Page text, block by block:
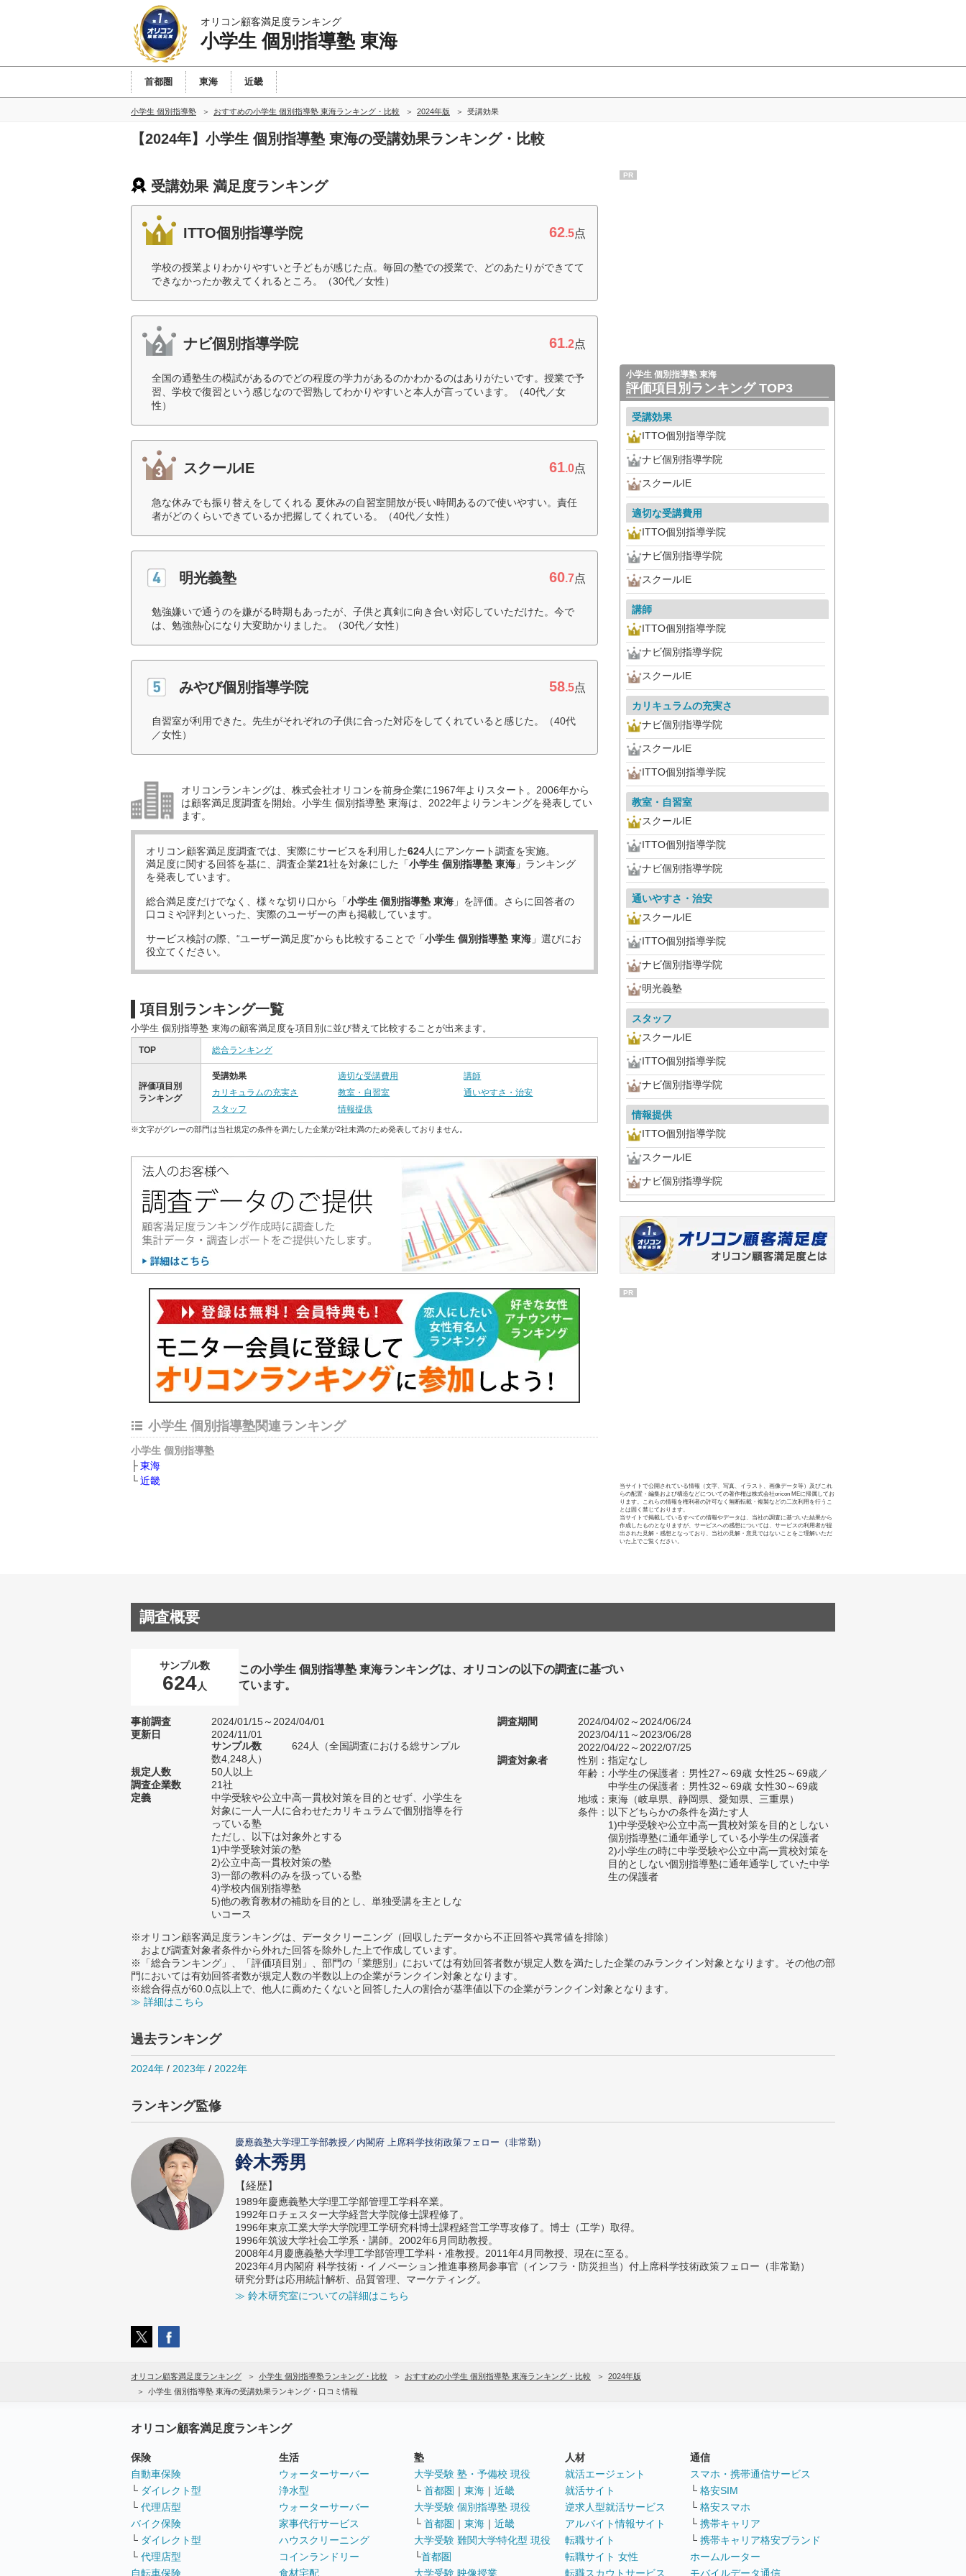
オリコン顧客満足度ランキング
小学生 個別指導塾 東海
首都圏 東海 近畿
小学生 個別指導塾 おすすめの小学生 個別指導塾 東海ランキング・比較 2024年版 受講効果
【2024年】小学生 個別指導塾 東海の受講効果ランキング・比較
受講効果 満足度ランキング
ITTO個別指導学院 62.5点
学校の授業よりわかりやすいと子どもが感じた点。毎回の塾での授業で、どのあたりができてて
できなかったか教えてくれるところ。（30代／女性）
ナビ個別指導学院 61.2点
全国の通塾生の模試があるのでどの程度の学力があるのかわかるのはありがたいです。授業で予
習、学校で復習という感じなので習熟してわかりやすいと本人が言っています。（40代／女
性）
スクールIE 61.0点
急な休みでも振り替えをしてくれる 夏休みの自習室開放が長い時間あるので使いやすい。責任
者がどのくらいできているか把握してくれている。（40代／女性）
明光義塾 60.7点
勉強嫌いで通うのを嫌がる時期もあったが、子供と真剣に向き合い対応していただけた。今で
は、勉強熱心になり大変助かりました。（30代／女性）
みやび個別指導学院 58.5点
自習室が利用できた。先生がそれぞれの子供に合った対応をしてくれていると感じた。（40代
／女性）
オリコンランキングは、株式会社オリコンを前身企業に1967年よりスタート。2006年から
は顧客満足度調査を開始。小学生 個別指導塾 東海は、2022年よりランキングを発表してい
ます。
オリコン顧客満足度調査では、実際にサービスを利用した624人にアンケート調査を実施。
満足度に関する回答を基に、調査企業21社を対象にした「小学生 個別指導塾 東海 」ランキング
を発表しています。
総合満足度だけでなく、様々な切り口から「小学生 個別指導塾 東海 」を評価。さらに回答者の
口コミや評判といった、実際のユーザーの声も掲載しています。
サービス検討の際、“ユーザー満足度”からも比較することで「小学生 個別指導塾 東海 」選びにお
役立てください。
項目別ランキング一覧
小学生 個別指導塾 東海の顧客満足度を項目別に並び替えて比較することが出来ます。
TOP 総合ランキング
評価項目別
ランキング
受講効果 適切な受講費用
講師
カリキュラムの充実さ
教室・自習室
通いやすさ・治安
スタッフ
情報提供
※文字がグレーの部門は当社規定の条件を満たした企業が2社未満のため発表しておりません。
小学生 個別指導塾関連ランキング
小学生 個別指導塾
東海
近畿
PR
小学生 個別指導塾 東海
評価項目別ランキング TOP3
受講効果
ITTO個別指導学院
ナビ個別指導学院
スクールIE
適切な受講費用
ITTO個別指導学院
ナビ個別指導学院
スクールIE
講師
ITTO個別指導学院
ナビ個別指導学院
スクールIE
カリキュラムの充実さ
ナビ個別指導学院
スクールIE
ITTO個別指導学院
教室・自習室
スクールIE
ITTO個別指導学院
ナビ個別指導学院
通いやすさ・治安
スクールIE
ITTO個別指導学院
ナビ個別指導学院
明光義塾
スタッフ
スクールIE
ITTO個別指導学院
ナビ個別指導学院
情報提供
ITTO個別指導学院
スクールIE
ナビ個別指導学院
PR
当サイトで公開されている情報（文字、写真、イラスト、画像データ等）及びこれ
らの配置・編集および構造などについての著作権は株式会社oricon MEに帰属してお
ります。これらの情報を権利者の許可なく無断転載・複製などの二次利用を行うこ
とは固く禁じております。
当サイトで掲載しているすべての情報やデータは、当社の調査に基づいた結果から
作成したものとなりますが、サービスへの感想については、サービスの利用者が提
出された見解・感想となっており、当社の見解・意見ではないことをご理解いただ
いた上でご覧ください。
調査概要
サンプル数
624人
この小学生 個別指導塾 東海ランキングは、オリコンの以下の調査に基づい
ています。
事前調査
2024/01/15～2024/04/01
更新日
2024/11/01
サンプル数
624人（全国調査における総サンプル
数4,248人）
規定人数
50人以上
調査企業数
21社
定義
中学受験や公立中高一貫校対策を目的とせず、小学生を
対象に一人一人に合わせたカリキュラムで個別指導を行
っている塾
ただし、以下は対象外とする
1)中学受験対策の塾
2)公立中高一貫校対策の塾
3)一部の教科のみを扱っている塾
4)学校内個別指導塾
5)他の教育教材の補助を目的とし、単独受講を主としな
いコース
調査期間
2024/04/02～2024/06/24
2023/04/11～2023/06/28
2022/04/22～2022/07/25
調査対象者
性別：指定なし
年齢：小学生の保護者：男性27～69歳 女性25～69歳／
中学生の保護者：男性32～69歳 女性30～69歳
地域：東海（岐阜県、静岡県、愛知県、三重県）
条件：以下どちらかの条件を満たす人
1)中学受験や公立中高一貫校対策を目的としない
個別指導塾に通年通学している小学生の保護者
2)小学生の時に中学受験や公立中高一貫校対策を
目的としない個別指導塾に通年通学していた中学
生の保護者
※オリコン顧客満足度ランキングは、データクリーニング（回収したデータから不正回答や異常値を排除）
および調査対象者条件から外れた回答を除外した上で作成しています。
※「総合ランキング」、「評価項目別」、部門の「業態別」においては有効回答者数が規定人数を満たした企業のみランクイン対象となります。その他の部
門においては有効回答者数が規定人数の半数以上の企業がランクイン対象となります。
※総合得点が60.0点以上で、他人に薦めたくないと回答した人の割合が基準値以下の企業がランクイン対象となります。
≫ 詳細はこちら
過去ランキング
2024年 / 2023年 / 2022年
ランキング監修
慶應義塾大学理工学部教授／内閣府 上席科学技術政策フェロー（非常勤）
鈴木秀男
【経歴】
1989年慶應義塾大学理工学部管理工学科卒業。
1992年ロチェスター大学経営大学院修士課程修了。
1996年東京工業大学大学院理工学研究科博士課程経営工学専攻修了。博士（工学）取得。
1996年筑波大学社会工学系・講師。2002年6月同助教授。
2008年4月慶應義塾大学理工学部管理工学科・准教授。2011年4月同教授、現在に至る。
2023年4月内閣府 科学技術・イノベーション推進事務局参事官（インフラ・防災担当）付上席科学技術政策フェロー（非常勤）
研究分野は応用統計解析、品質管理、マーケティング。
≫ 鈴木研究室についての詳細はこちら
オリコン顧客満足度ランキング 小学生 個別指導塾ランキング・比較 おすすめの小学生 個別指導塾 東海ランキング・比較
2024年版
小学生 個別指導塾 東海の受講効果ランキング・口コミ情報
オリコン顧客満足度ランキング
保険
自動車保険
└ ダイレクト型
└ 代理店型
バイク保険
└ ダイレクト型
└ 代理店型
自転車保険
生活
ウォーターサーバー
浄水型
ウォーターサーバー
家事代行サービス
ハウスクリーニング
コインランドリー
食材宅配
塾
大学受験 塾・予備校 現役
└ 首都圏 ｜ 東海 ｜ 近畿
大学受験 個別指導塾 現役
└ 首都圏 ｜ 東海 ｜ 近畿
大学受験 難関大学特化型 現役
└首都圏
大学受験 映像授業
人材
就活エージェント
就活サイト
逆求人型就活サービス
アルバイト情報サイト
転職サイト
転職サイト 女性
転職スカウトサービス
通信
スマホ・携帯通信サービス
└ 格安SIM
└ 格安スマホ
└ 携帯キャリア
└ 携帯キャリア格安ブランド
ホームルーター
モバイルデータ通信